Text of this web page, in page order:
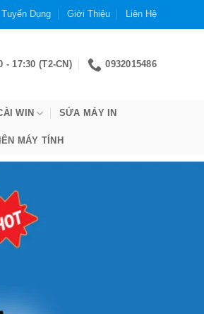
Tuyển Dụng Giới Thiệu Liên Hệ
- 17:30 (T2-CN) 0932015486
WIN SỬA MÁY IN
MÁY TÍNH